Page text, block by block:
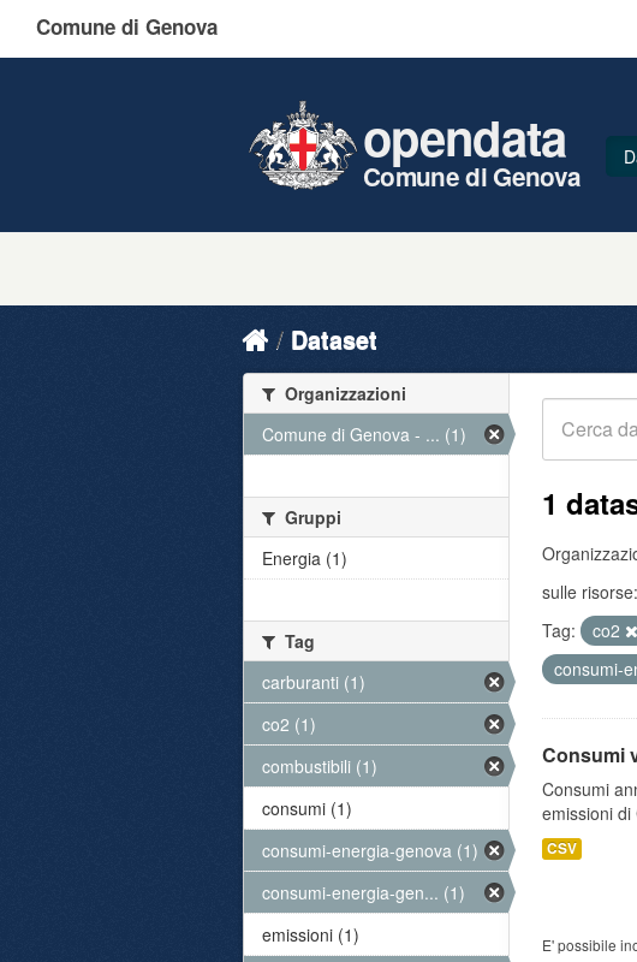
Comune di Genova
opendata
Comune di Genova
Dataset
1
sulle risorse:
Tag:
co2
consumi-
Consumi
Consumi
emissioni
CSV
E' possibile
Organizzazioni
Comune di Genova - ... (1)
Gruppi
Energia (1)
Tag
carburanti (1)
co2 (1)
combustibili (1)
consumi (1)
consumi-energia-genova (1)
consumi-energia-gen... (1)
emissioni (1)